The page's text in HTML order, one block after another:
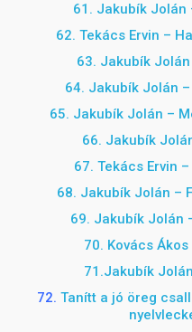
61. Jakubík Jolán
62. Tekács Ervin –
63. Jakubík
64. Jakubík Jolán
65. Jakubík Jolán –
66. Jakubík
67. Tekács Ervin
68. Jakubík Jolán –
69. Jakubík Jolán
70. Kovács
71.Jakubík
72. Tanítt a jó öreg